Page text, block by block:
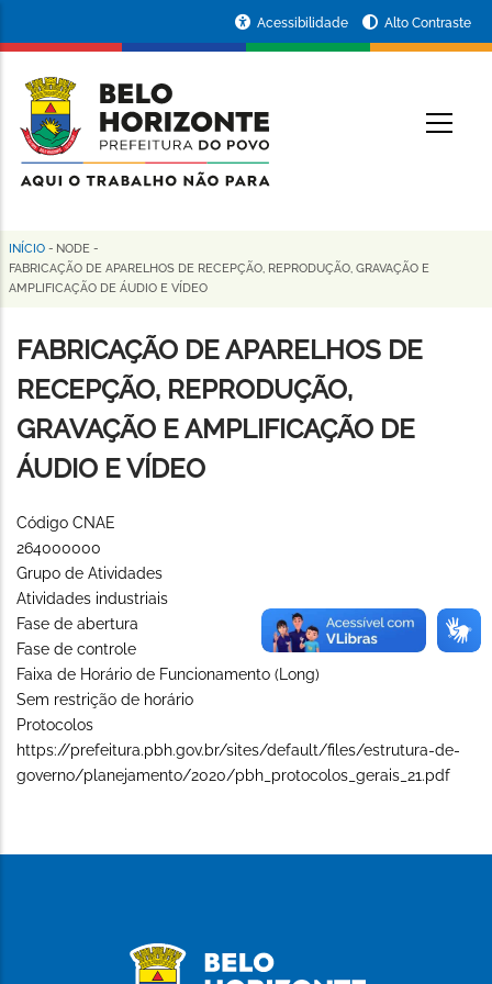
conteúdo
principal
da
Prefeitura
de
Horizonte
Acessibilidade Alto Contraste
Trilha
de
navegação
INÍCIO - NODE -
FABRICAÇÃO DE APARELHOS DE RECEPÇÃO, REPRODUÇÃO, GRAVAÇÃO E
AMPLIFICAÇÃO DE ÁUDIO E VÍDEO
FABRICAÇÃO DE APARELHOS DE
RECEPÇÃO, REPRODUÇÃO,
GRAVAÇÃO E AMPLIFICAÇÃO DE
ÁUDIO E VÍDEO
Código CNAE
264000000
Grupo de Atividades
Atividades industriais
Fase de abertura
Fase de controle
Faixa de Horário de Funcionamento (Long)
Sem restrição de horário
Protocolos
https://prefeitura.pbh.gov.br/sites/default/files/estrutura-de-
governo/planejamento/2020/pbh_protocolos_gerais_21.pdf